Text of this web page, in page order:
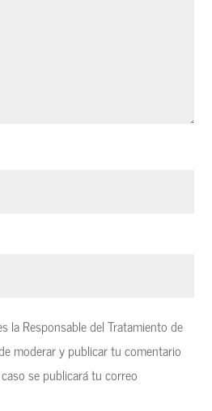
la Responsable del Tratamiento de
moderar y publicar tu comentario
se publicará tu correo